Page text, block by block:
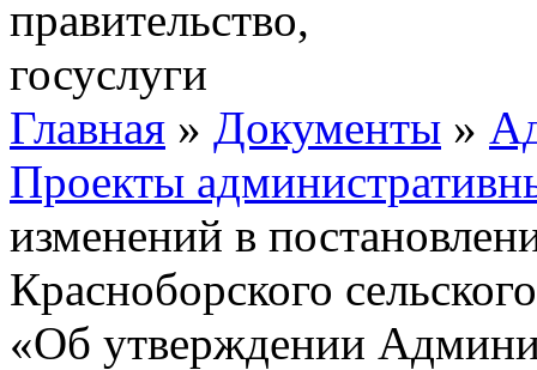
Главная » Документы »
Проекты
изменений в
Красноборского
«Об утверждении